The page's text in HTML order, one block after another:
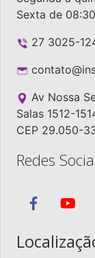
Sexta de
27 3025-
Av Nossa
Salas 1512-
CEP 29.050-
Redes